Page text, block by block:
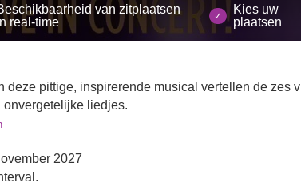
van zitplaatsen
real-time
Kies uw
plaatsen
deze pittige, inspirerende musical vertellen de zes
onvergetelijke liedjes.
2027